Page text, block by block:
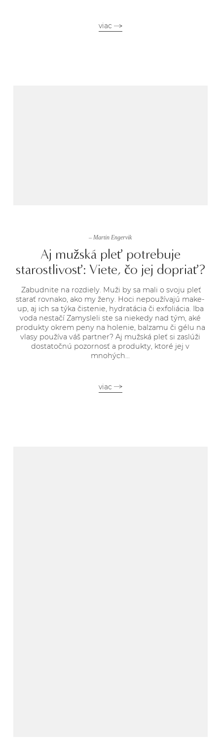
viac
– Martin Engervik
Aj mužská pleť potrebuje
starostlivosť: Viete, čo jej dopriať?
Zabudnite na rozdiely. Muži by sa mali o svoju pleť
starať rovnako, ako my ženy. Hoci nepoužívajú make-
up, aj ich sa týka čistenie, hydratácia či exfoliácia. Iba
voda nestačí Zamysleli ste sa niekedy nad tým, aké
produkty okrem peny na holenie, balzamu či gélu na
vlasy používa váš partner? Aj mužská pleť si zaslúži
dostatočnú pozornosť a produkty, ktoré jej v
mnohých...
viac